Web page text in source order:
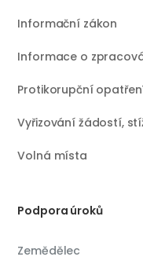
Informační zákon
Informace o
Protikorupční
Vyřizování žádostí,
Volná místa
Podpora úroků
Zemědělec